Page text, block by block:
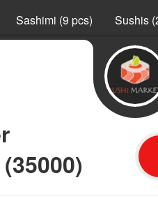
Sashimi (9 pcs) Sushis